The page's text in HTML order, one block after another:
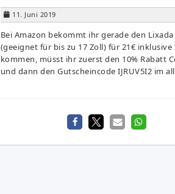
11. Juni 2019
Bei Amazon bekommt ihr gerade den
(geeignet für bis zu 17 Zoll) für 21€ inklusive
kommen, müsst ihr zuerst den 10% Rabatt
und dann den Gutscheincode IJRUV5I2 im